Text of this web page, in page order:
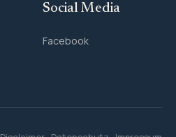
Social Media
Facebook